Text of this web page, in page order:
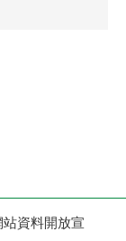
站資料開放宣